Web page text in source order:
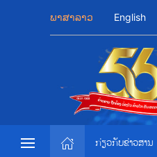
ພາສາລາວ English
ກ່ຽວກັບຂ່າວສານ